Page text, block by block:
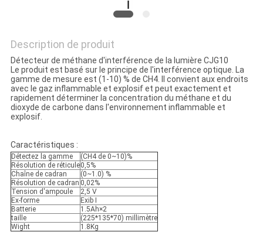
Description de produit
Détecteur de méthane d'interférence de la lumière CJG10
Le produit est basé sur le principe de l'interférence optique. La
gamme de mesure est (1-10) % de CH4. Il convient aux endroits
avec le gaz inflammable et explosif et peut exactement et
rapidement déterminer la concentration du méthane et du
dioxyde de carbone dans l'environnement inflammable et
explosif.
Caractéristiques :
Détectez la gamme
(CH4 de 0~10)%
Résolution de réticule0,5%
Chaîne de cadran
(0~1.0) %
Résolution de cadran 0,02%
Tension d'ampoule
2,5 V
Ex-forme
Exib I
Batterie
1.5Ah×2
taille
(225*135*70) millimètre
Wight
1.8Kg